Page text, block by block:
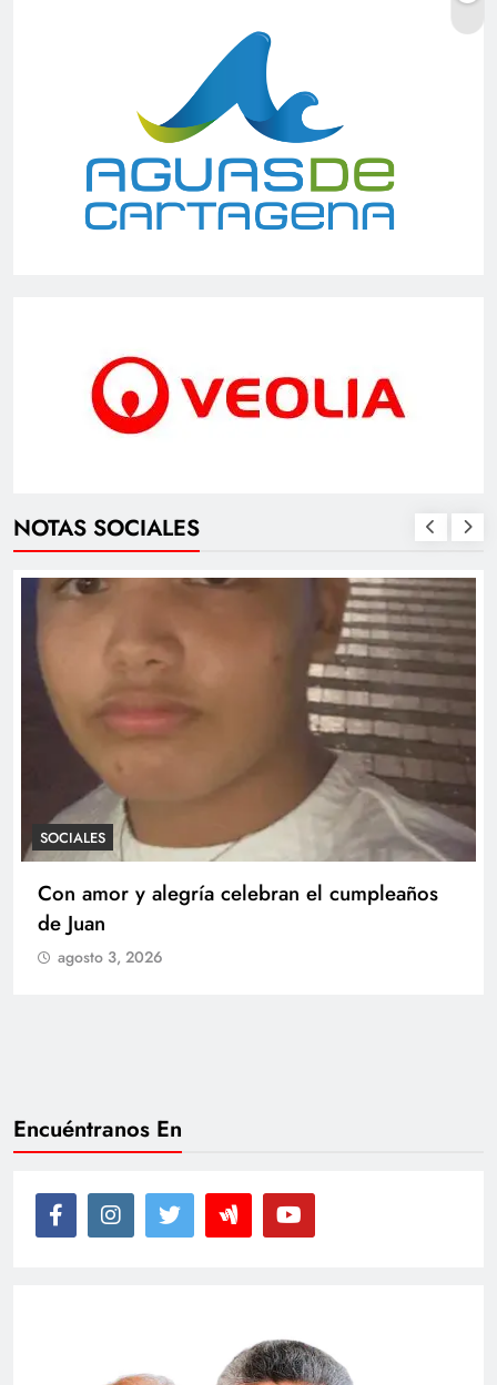
NOTAS SOCIALES
Teniente de Fragata de la Reserva Glenda
Beatriz Arboleda Casas recibió Medalla
Encuéntranos En